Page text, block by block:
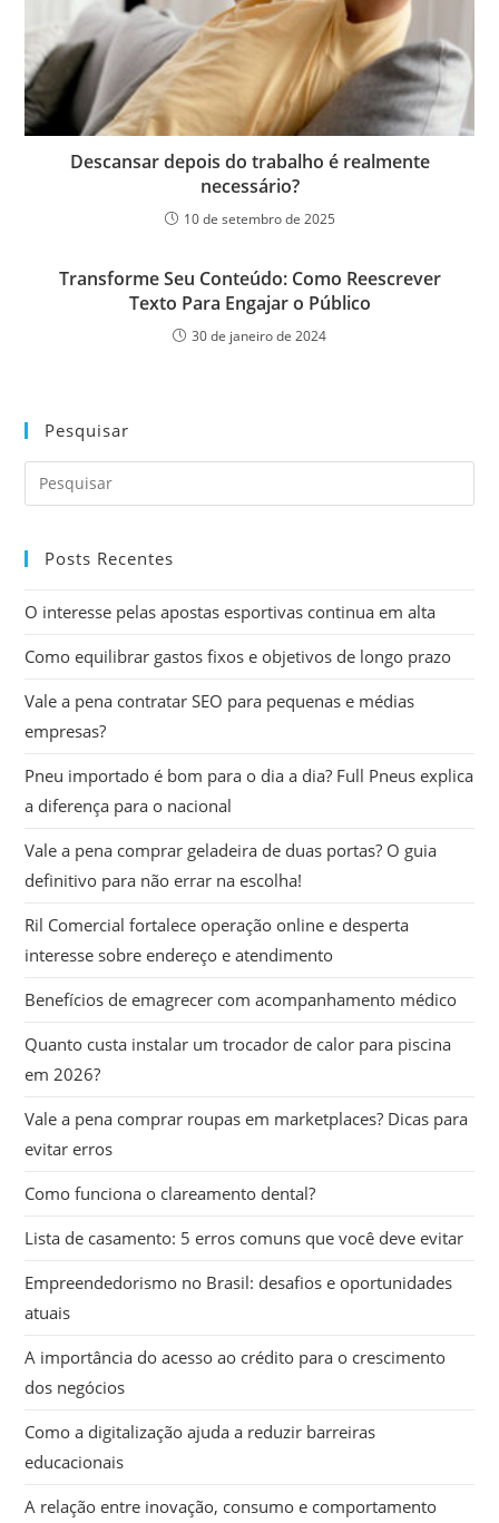
Descansar depois do trabalho é realmente
necessário?
10 de setembro de 2025
Transforme Seu Conteúdo: Como Reescrever
Texto Para Engajar o Público
30 de janeiro de 2024
Pesquisar
a
Posts Recentes
O interesse pelas apostas esportivas continua em alta
Como equilibrar gastos fixos e objetivos de longo prazo
Vale a pena contratar SEO para pequenas e médias
empresas?
Pneu importado é bom para o dia a dia? Full Pneus explica
a diferença para o nacional
Vale a pena comprar geladeira de duas portas? O guia
definitivo para não errar na escolha!
Ril Comercial fortalece operação online e desperta
interesse sobre endereço e atendimento
Benefícios de emagrecer com acompanhamento médico
Quanto custa instalar um trocador de calor para piscina
em 2026?
Vale a pena comprar roupas em marketplaces? Dicas para
evitar erros
Como funciona o clareamento dental?
Lista de casamento: 5 erros comuns que você deve evitar
Empreendedorismo no Brasil: desafios e oportunidades
atuais
A importância do acesso ao crédito para o crescimento
dos negócios
Como a digitalização ajuda a reduzir barreiras
educacionais
A relação entre inovação, consumo e comportamento